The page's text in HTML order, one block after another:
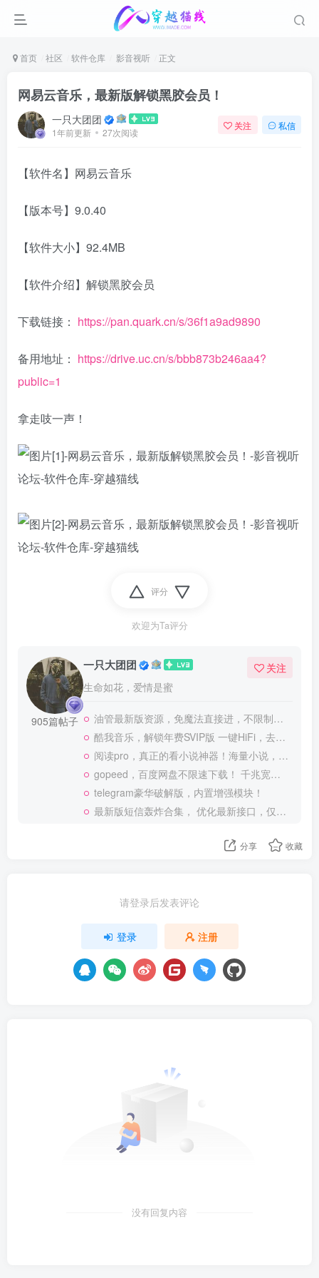
首页 社区 软件仓库 影音视听 正文
网易云音乐，最新版解锁黑胶会员！
一只大团团
1年前更新 27次阅读
关注 私信
【软件名】网易云音乐
【版本号】9.0.40
【软件大小】92.4MB
【软件介绍】解锁黑胶会员
下载链接： https://pan.quark.cn/s/36f1a9ad9890
备用地址： https://drive.uc.cn/s/bbb873b246aa4?
public=1
拿走吱一声！
评分
欢迎为Ta评分
905篇帖子
一只大团团
生命如花，爱情是蜜
关注
油管最新版资源，免魔法直接进，不限制观看！
酷我音乐，解锁年费SVIP版 一键HiFi，去广告 免登录
阅读pro，真正的看小说神器！海量小说，可涩涩！
gopeed，百度网盘不限速下载！ 千兆宽带也可以跑满
telegram豪华破解版，内置增强模块！
最新版短信轰炸合集， 优化最新接口，仅供测试使用
分享 收藏
请登录后发表评论
登录 注册
没有回复内容